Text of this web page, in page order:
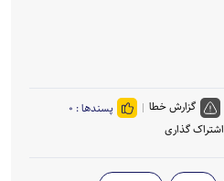
گزارش خطا پسندها : ۰
اشتراک گذاری